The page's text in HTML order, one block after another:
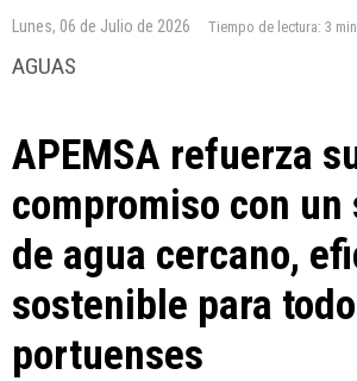
Lunes, 06 de Julio de 2026 Tiempo de lectura: 3 min
AGUAS
APEMSA refuerza
compromiso con un
de agua cercano,
sostenible para
portuenses